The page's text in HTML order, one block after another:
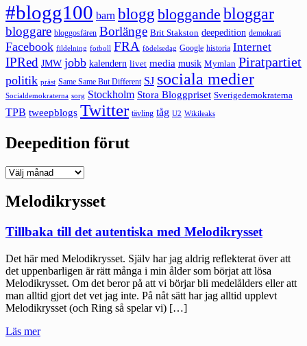
#blogg100 barn blogg bloggande bloggar
bloggare bloggosfären Borlänge Brit Stakston deepedition demokrati
Facebook fildelning fotboll FRA födelsedag Google historia Internet
IPRed JMW jobb kalendern livet media musik Mymlan Piratpartiet
politik präst Same Same But Different SJ sociala medier
Socialdemokraterna sorg Stockholm Stora Bloggpriset Sverigedemokraterna
TPB tweepblogs Twitter tävling tåg U2 Wikileaks
Deepedition förut
Deepedition
Melodikrysset
Tillbaka till det autentiska med Melodikrysset
Det här med Melodikrysset. Själv har jag aldrig reflekterat över att
det uppenbarligen är rätt många i min ålder som börjat att lösa
Melodikrysset. Om det beror på att vi börjar bli medelålders eller att
man alltid gjort det vet jag inte. På nåt sätt har jag alltid upplevt
Melodikrysset (och Ring så spelar vi) […]
Läs mer"Tillbaka